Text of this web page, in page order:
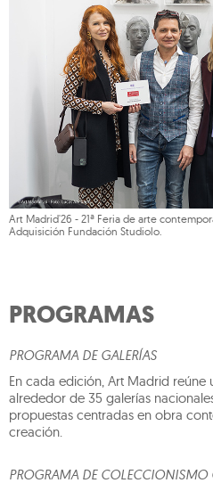
Art Madrid'26 - 21ª Feria de arte
Adquisición Fundación Studiolo.
PROGRAMAS
PROGRAMA DE GALERÍAS
En cada edición, Art Madrid
alrededor de 35 galerías
propuestas centradas en obra
creación.
PROGRAMA DE COLECCIONISMO